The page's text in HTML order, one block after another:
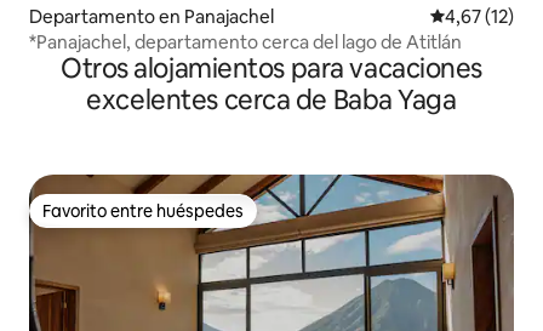
Departamento en Panajachel Calificación
4,67 (12)
*Panajachel, departamento cerca del lago de Atitlán
Otros alojamientos para vacaciones
excelentes cerca de Baba Yaga
Favorito entre huéspedes
Favorito entre huéspedes